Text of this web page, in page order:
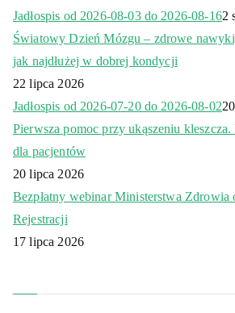
Jadłospis od 2026-08-03 do 2026-08-162
Światowy Dzień Mózgu – zdrowe
jak najdłużej w dobrej kondycji
22 lipca 2026
Jadłospis od 2026-07-20 do 2026-08-02
Pierwsza pomoc przy ukąszeniu
dla pacjentów
20 lipca 2026
Bezpłatny webinar Ministerstwa Zdrowia
Rejestracji
17 lipca 2026